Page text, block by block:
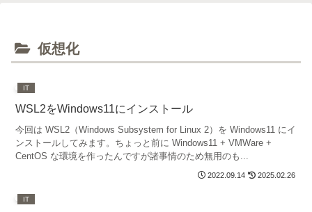
仮想化
IT
WSL2をWindows11にインストール
今回は WSL2（Windows Subsystem for Linux 2）を Windows11 にイ
ンストールしてみます。ちょっと前に Windows11 + VMWare +
CentOS な環境を作ったんですが諸事情のため無用のも...
2022.09.14 2025.02.26
IT